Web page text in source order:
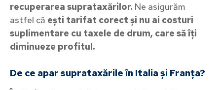
recuperarea suprataxărilor. Ne asigurăm
astfel că ești tarifat corect și nu ai costuri
suplimentare cu taxele de drum, care să îți
diminueze profitul.
De ce apar suprataxările în Italia și Franța?